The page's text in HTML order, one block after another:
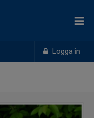
Logga in